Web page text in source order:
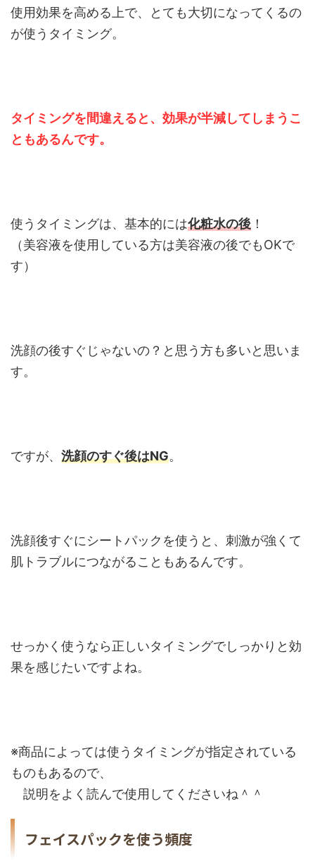
使用効果を高める上で、とても大切になってくるの
が使うタイミング。
タイミングを間違えると、効果が半減してしまうこ
ともあるんです。
使うタイミングは、基本的には化粧水の後 ！
（美容液を使用している方は美容液の後でもOKで
す）
洗顔の後すぐじゃないの？と思う方も多いと思いま
す。
ですが、 洗顔のすぐ後はNG。
洗顔後すぐにシートパックを使うと、刺激が強くて
肌トラブルにつながることもあるんです。
せっかく使うなら正しいタイミングでしっかりと効
果を感じたいですよね。
※商品によっては使うタイミングが指定されている
ものもあるので、
説明をよく読んで使用してくださいね＾＾
フェイスパックを使う頻度